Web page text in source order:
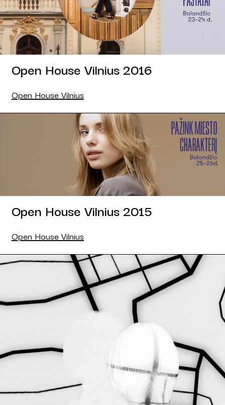
Open House Vilnius 2016
Open House Vilnius
Open House Vilnius 2015
Open House Vilnius